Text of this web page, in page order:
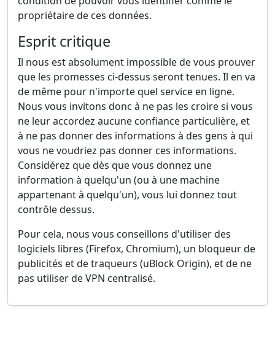
propriétaire de ces données.
Esprit critique
Il nous est absolument impossible de vous prouver
que les promesses ci-dessus seront tenues. Il en va
de même pour n'importe quel service en ligne.
Nous vous invitons donc à ne pas les croire si vous
ne leur accordez aucune confiance particulière, et
à ne pas donner des informations à des gens à qui
vous ne voudriez pas donner ces informations.
Considérez que dès que vous donnez une
information à quelqu'un (ou à une machine
appartenant à quelqu'un), vous lui donnez tout
contrôle dessus.
Pour cela, nous vous conseillons d'utiliser des
logiciels libres (Firefox, Chromium), un bloqueur de
publicités et de traqueurs (uBlock Origin), et de ne
pas utiliser de VPN centralisé.